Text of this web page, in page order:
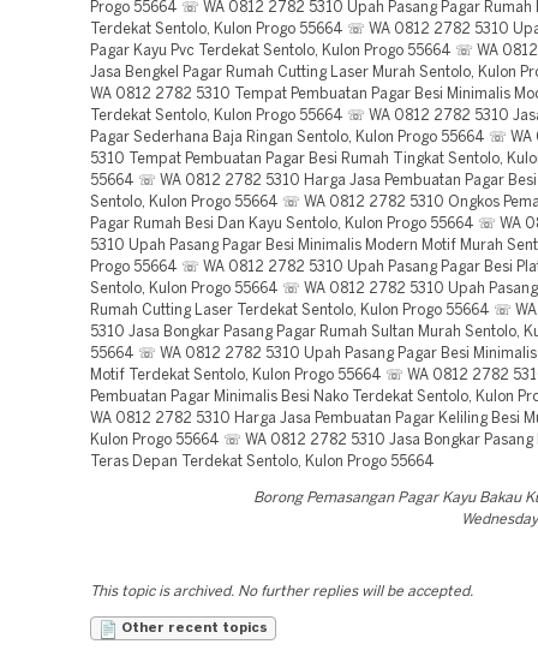
Progo 55664 ☏ WA 0812 2782 5310 Upah Pasang Pagar Rumah
Terdekat Sentolo, Kulon Progo 55664 ☏ WA 0812 2782 5310
Pagar Kayu Pvc Terdekat Sentolo, Kulon Progo 55664 ☏ WA
Jasa Bengkel Pagar Rumah Cutting Laser Murah Sentolo, Kulon
WA 0812 2782 5310 Tempat Pembuatan Pagar Besi Minimalis
Terdekat Sentolo, Kulon Progo 55664 ☏ WA 0812 2782 5310
Pagar Sederhana Baja Ringan Sentolo, Kulon Progo 55664 ☏
5310 Tempat Pembuatan Pagar Besi Rumah Tingkat Sentolo,
55664 ☏ WA 0812 2782 5310 Harga Jasa Pembuatan Pagar Besi
Sentolo, Kulon Progo 55664 ☏ WA 0812 2782 5310 Ongkos
Pagar Rumah Besi Dan Kayu Sentolo, Kulon Progo 55664 ☏ WA
5310 Upah Pasang Pagar Besi Minimalis Modern Motif Murah
Progo 55664 ☏ WA 0812 2782 5310 Upah Pasang Pagar Besi
Sentolo, Kulon Progo 55664 ☏ WA 0812 2782 5310 Upah
Rumah Cutting Laser Terdekat Sentolo, Kulon Progo 55664 ☏
5310 Jasa Bongkar Pasang Pagar Rumah Sultan Murah Sentolo,
55664 ☏ WA 0812 2782 5310 Upah Pasang Pagar Besi
Motif Terdekat Sentolo, Kulon Progo 55664 ☏ WA 0812 2782
Pembuatan Pagar Minimalis Besi Nako Terdekat Sentolo, Kulon
WA 0812 2782 5310 Harga Jasa Pembuatan Pagar Keliling Besi
Kulon Progo 55664 ☏ WA 0812 2782 5310 Jasa Bongkar Pasang
Teras Depan Terdekat Sentolo, Kulon Progo 55664
Borong Pemasangan Pagar Kayu Bakau
This topic is archived. No further replies will be accepted.
Other recent topics